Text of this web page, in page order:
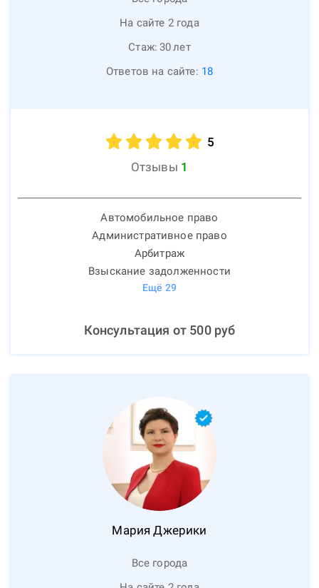
На сайте 2 года
Стаж: 30лет
Ответов на сайте: 18
5
Отзывы 1
Автомобильное право
Административное право
Арбитраж
Взыскание задолженности
Ещё 29
Консультация от 500руб
Мария Джерики
Все города